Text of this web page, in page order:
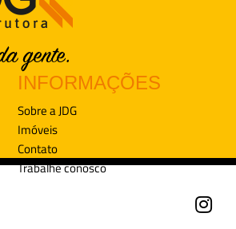
INFORMAÇÕES
Sobre a JDG
Imóveis
Contato
Trabalhe conosco